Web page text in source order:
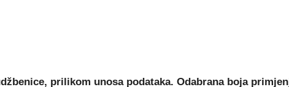
prilikom unosa podataka. Odabrana boja